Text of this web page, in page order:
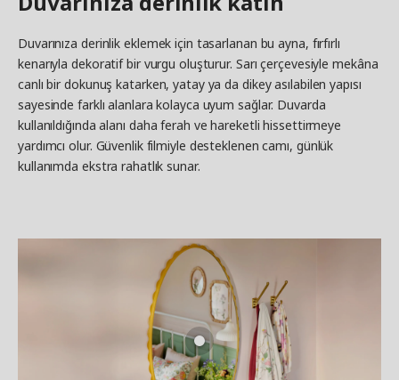
Duvarınıza derinlik eklemek için tasarlanan bu ayna, fırfırlı
kenarıyla dekoratif bir vurgu oluşturur. Sarı çerçevesiyle mekâna
canlı bir dokunuş katarken, yatay ya da dikey asılabilen yapısı
sayesinde farklı alanlara kolayca uyum sağlar. Duvarda
kullanıldığında alanı daha ferah ve hareketli hissettirmeye
yardımcı olur. Güvenlik filmiyle desteklenen camı, günlük
kullanımda ekstra rahatlık sunar.